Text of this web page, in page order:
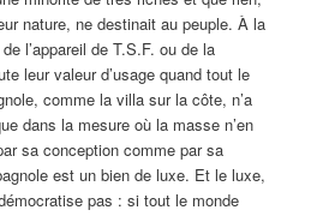
nature, ne destinait au peuple. À la
l’appareil de T.S.F. ou de la
leur valeur d’usage quand tout le
comme la villa sur la côte, n’a
dans la mesure où la masse n’en
sa conception comme par sa
est un bien de luxe. Et le luxe,
pas : si tout le monde